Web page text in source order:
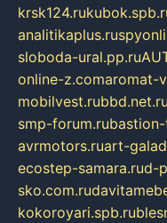
krsk124.ru
analitikaplus.ru
sloboda-ural.pp.ru
online-z.comaromat-
mobilvest.rubbd.net.ru
smp-forum.ru
avrmotors.ruart-
ecostep-samara.rud-
sko.com.ru
kokoroyari.spb.ru